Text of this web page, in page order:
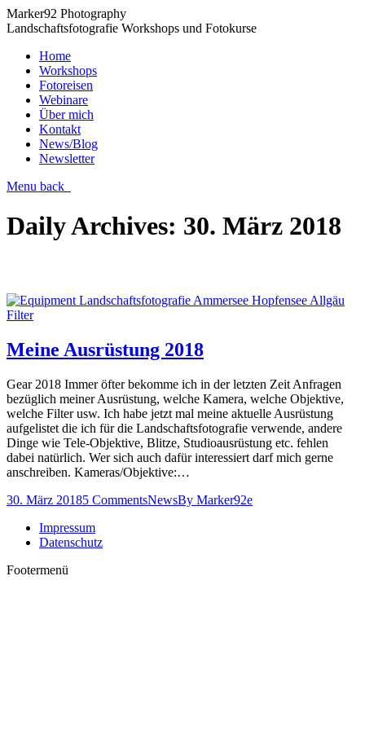
Marker92 Photography
Landschaftsfotografie Workshops und Fotokurse
Home
Workshops
Fotoreisen
Webinare
Über mich
Kontakt
News/Blog
Newsletter
Menu back
Daily Archives: 30. März 2018
Meine Ausrüstung 2018
Gear 2018 Immer öfter bekomme ich in der letzten Zeit Anfragen
bezüglich meiner Ausrüstung, welche Kamera, welche Objektive,
welche Filter usw. Ich habe jetzt mal meine aktuelle Ausrüstung
aufgelistet die ich für die Landschaftsfotografie verwende, andere
Dinge wie Tele-Objektive, Blitze, Studioausrüstung etc. fehlen
dabei natürlich. Wer sich auch dafür interessiert darf mich gerne
anschreiben. Kameras/Objektive:…
30. März 20185 CommentsNewsBy Marker92e
Impressum
Datenschutz
Footermenü